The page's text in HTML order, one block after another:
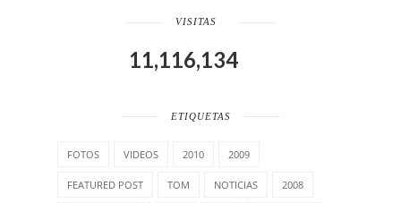
VISITAS
11,116,134
ETIQUETAS
FOTOS VIDEOS 2010 2009
FEATURED POST TOM NOTICIAS 2008